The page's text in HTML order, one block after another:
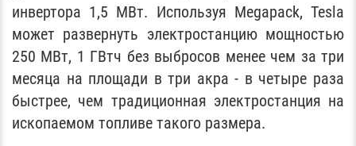
инвертора 1,5 МВт. Используя Megapack, Tesla
может развернуть электростанцию ​​мощностью
250 МВт, 1 ГВтч без выбросов менее чем за три
месяца на площади в три акра - в четыре раза
быстрее, чем традиционная электростанция на
ископаемом топливе такого размера.